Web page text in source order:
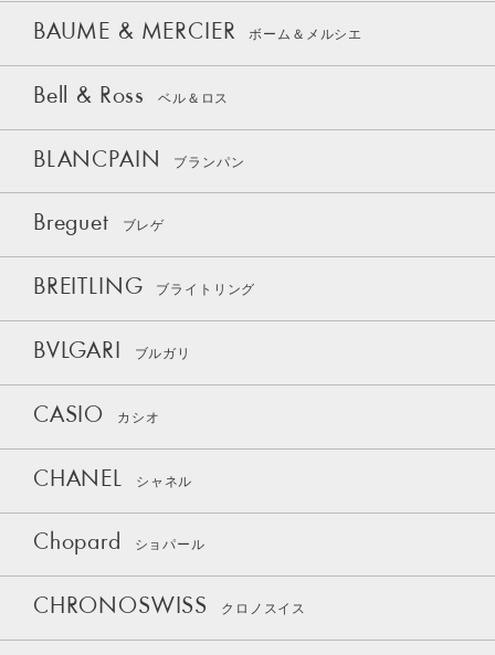
BAUME & MERCIER ボーム＆メルシエ
Bell & Ross ベル＆ロス
BLANCPAIN ブランパン
Breguet ブレゲ
BREITLING ブライトリング
BVLGARI ブルガリ
CASIO カシオ
CHANEL シャネル
Chopard ショパール
CHRONOSWISS クロノスイス